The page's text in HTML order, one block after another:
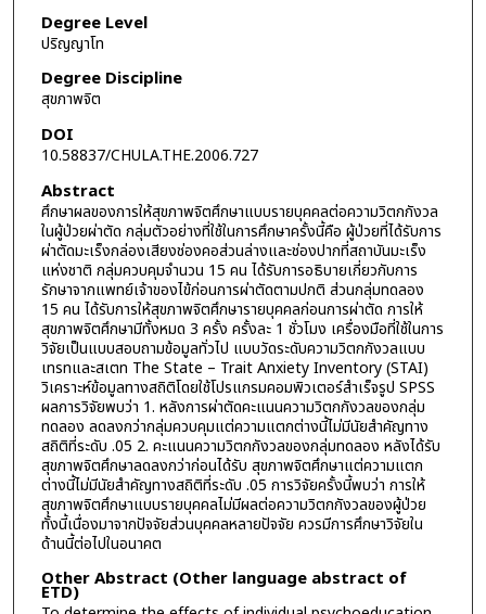
Degree Level
ปริญญาโท
Degree Discipline
สุขภาพจิต
DOI
10.58837/CHULA.THE.2006.727
Abstract
ศึกษาผลของการให้สุขภาพจิตศึกษาแบบรายบุคคลต่อความวิตกกังวล
ในผู้ป่วยผ่าตัด กลุ่มตัวอย่างที่ใช้ในการศึกษาครั้งนี้คือ ผู้ป่วยที่ได้รับการ
ผ่าตัดมะเร็งกล่องเสียงช่องคอส่วนล่างและช่องปากที่สถาบันมะเร็ง
แห่งชาติ กลุ่มควบคุมจำนวน 15 คน ได้รับการอธิบายเกี่ยวกับการ
รักษาจากแพทย์เจ้าของไข้ก่อนการผ่าตัดตามปกติ ส่วนกลุ่มทดลอง
15 คน ได้รับการให้สุขภาพจิตศึกษารายบุคคลก่อนการผ่าตัด การให้
สุขภาพจิตศึกษามีทั้งหมด 3 ครั้ง ครั้งละ 1 ชั่วโมง เครื่องมือที่ใช้ในการ
วิจัยเป็นแบบสอบถามข้อมูลทั่วไป แบบวัดระดับความวิตกกังวลแบบ
เทรทและสเตท The State – Trait Anxiety Inventory (STAI)
วิเคราะห์ข้อมูลทางสถิติโดยใช้โปรแกรมคอมพิวเตอร์สำเร็จรูป SPSS
ผลการวิจัยพบว่า 1. หลังการผ่าตัดคะแนนความวิตกกังวลของกลุ่ม
ทดลอง ลดลงกว่ากลุ่มควบคุมแต่ความแตกต่างนี้ไม่มีนัยสำคัญทาง
สถิติที่ระดับ .05 2. คะแนนความวิตกกังวลของกลุ่มทดลอง หลังได้รับ
สุขภาพจิตศึกษาลดลงกว่าก่อนได้รับ สุขภาพจิตศึกษาแต่ความแตก
ต่างนี้ไม่มีนัยสำคัญทางสถิติที่ระดับ .05 การวิจัยครั้งนี้พบว่า การให้
สุขภาพจิตศึกษาแบบรายบุคคลไม่มีผลต่อความวิตกกังวลของผู้ป่วย
ทั้งนี้เนื่องมาจากปัจจัยส่วนบุคคลหลายปัจจัย ควรมีการศึกษาวิจัยใน
ด้านนี้ต่อไปในอนาคต
Other Abstract (Other language abstract of
ETD)